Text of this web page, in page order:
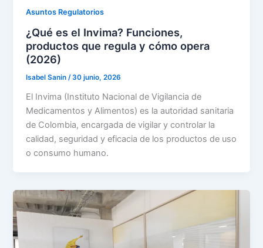
Asuntos Regulatorios
¿Qué es el Invima? Funciones,
productos que regula y cómo opera
(2026)
Isabel Sanin /30 junio, 2026
El Invima (Instituto Nacional de Vigilancia de
Medicamentos y Alimentos) es la autoridad sanitaria
de Colombia, encargada de vigilar y controlar la
calidad, seguridad y eficacia de los productos de uso
o consumo humano.